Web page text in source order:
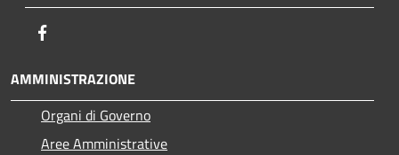
AMMINISTRAZIONE
Organi di Governo
Aree Amministrative